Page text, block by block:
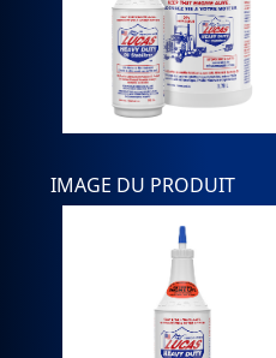
IMAGE DU PRODUIT